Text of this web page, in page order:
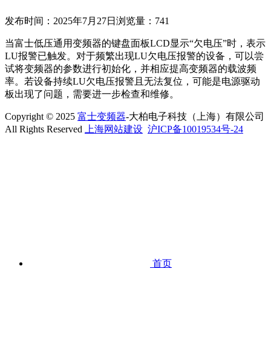
发布时间：2025年7月27日 浏览量：741
当富士低压通用变频器的键盘面板LCD显示“欠电压”时，表示
LU报警已触发。对于频繁出现LU欠电压报警的设备，可以尝
试将变频器的参数进行初始化，并相应提高变频器的载波频
率。若设备持续LU欠电压报警且无法复位，可能是电源驱动
板出现了问题，需要进一步检查和维修。
Copyright © 2025 富士变频器-大柏电子科技（上海）有限公司
All Rights Reserved
上海网站建设 沪ICP备10019534号-24
首页